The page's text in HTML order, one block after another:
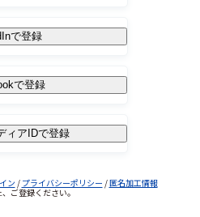
で登録
で登録
ィアIDで登録
ン / プライバシーポリシー /匿名加工情報
ご登録ください。